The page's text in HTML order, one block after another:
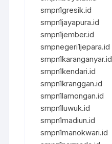
smpn1gresik.id
smpn1jayapura.id
smpn1jember.id
smpnegeri1jepara.id
smpn1karanganyar.id
smpn1kendari.id
smpn1kranggan.id
smpn1lamongan.id
smpn1luwuk.id
smpn1madiun.id
smpn1manokwari.id